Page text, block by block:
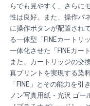
らでも見やすく、さらに
性は良好。また、操作パ
に操作ボタンが配置され
る一体型「FINEカートリ
一体化させた「FINEカー
また、カートリッジの交
真プリントを実現する染
「FINE」とその能力を
ノン写真用紙・光沢 ゴー